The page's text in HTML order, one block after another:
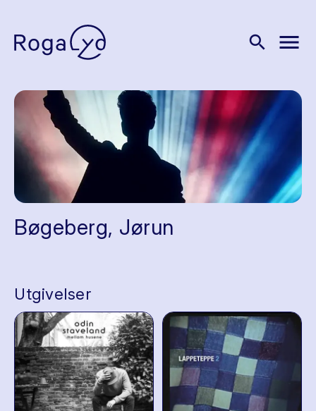
search menu
Bøgeberg, Jørun
Utgivelser